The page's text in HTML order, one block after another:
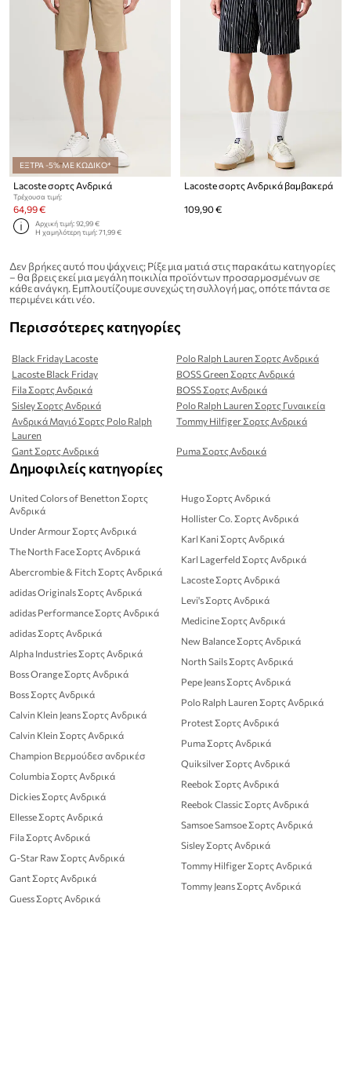
ΕΞΤΡΑ -5% ΜΕ ΚΩΔΙΚΟ*
Lacoste σορτς Ανδρικά
Τρέχουσα τιμή:
64,99 €
Αρχική τιμή:92,99 €
Η χαμηλότερη τιμή:71,99 €
Lacoste σορτς Ανδρικά βαμβακερά
109,90 €
Δεν βρήκες αυτό που ψάχνεις; Ρίξε μια ματιά στις παρακάτω κατηγορίες
– θα βρεις εκεί μια μεγάλη ποικιλία προϊόντων προσαρμοσμένων σε
κάθε ανάγκη. Εμπλουτίζουμε συνεχώς τη συλλογή μας, οπότε πάντα σε
περιμένει κάτι νέο.
Περισσότερες κατηγορίες
Black Friday Lacoste
Polo Ralph Lauren Σορτς Ανδρικά
Lacoste Black Friday
BOSS Green Σορτς Ανδρικά
Fila Σορτς Ανδρικά
BOSS Σορτς Ανδρικά
Sisley Σορτς Ανδρικά
Polo Ralph Lauren Σορτς Γυναικεία
Ανδρικά Μαγιό Σορτς Polo Ralph
Lauren
Tommy Hilfiger Σορτς Ανδρικά
Gant Σορτς Ανδρικά Puma Σορτς Ανδρικά
Δημοφιλείς κατηγορίες
United Colors of Benetton Σορτς
Ανδρικά
Under Armour Σορτς Ανδρικά
The North Face Σορτς Ανδρικά
Abercrombie & Fitch Σορτς Ανδρικά
adidas Originals Σορτς Ανδρικά
adidas Performance Σορτς Ανδρικά
adidas Σορτς Ανδρικά
Alpha Industries Σορτς Ανδρικά
Boss Orange Σορτς Ανδρικά
Boss Σορτς Ανδρικά
Calvin Klein Jeans Σορτς Ανδρικά
Calvin Klein Σορτς Ανδρικά
Champion Βερμούδεσ ανδρικέσ
Columbia Σορτς Ανδρικά
Dickies Σορτς Ανδρικά
Ellesse Σορτς Ανδρικά
Fila Σορτς Ανδρικά
G-Star Raw Σορτς Ανδρικά
Gant Σορτς Ανδρικά
Guess Σορτς Ανδρικά
Hugo Σορτς Ανδρικά
Hollister Co. Σορτς Ανδρικά
Karl Kani Σορτς Ανδρικά
Karl Lagerfeld Σορτς Ανδρικά
Lacoste Σορτς Ανδρικά
Levi's Σορτς Ανδρικά
Medicine Σορτς Ανδρικά
New Balance Σορτς Ανδρικά
North Sails Σορτς Ανδρικά
Pepe Jeans Σορτς Ανδρικά
Polo Ralph Lauren Σορτς Ανδρικά
Protest Σορτς Ανδρικά
Puma Σορτς Ανδρικά
Quiksilver Σορτς Ανδρικά
Reebok Σορτς Ανδρικά
Reebok Classic Σορτς Ανδρικά
Samsoe Samsoe Σορτς Ανδρικά
Sisley Σορτς Ανδρικά
Tommy Hilfiger Σορτς Ανδρικά
Tommy Jeans Σορτς Ανδρικά